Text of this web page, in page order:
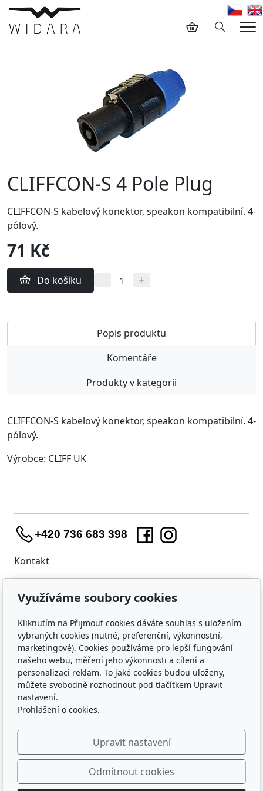
Hledání
CLIFFCON-S 4 Pole Plug
CLIFFCON-S kabelový konektor, speakon kompatibilní. 4-
pólový.
71 Kč
Do košíku
Popis produktu
Komentáře
Produkty v kategorii
CLIFFCON-S kabelový konektor, speakon kompatibilní. 4-
pólový.
Výrobce: CLIFF UK
+420 736 683 398
Kontakt
Útěchovská 224/1
IČO: 23218550
Nákup
Doprava a platba
Ochrana osobních údajů
Obchodní podmínky
Kdo hraje s WIDAROU
Využíváme soubory cookies
Kliknutím na Přijmout cookies dáváte souhlas s uložením
vybraných cookies (nutné, preferenční, výkonnostní,
marketingové). Cookies používáme pro lepší fungování
našeho webu, měření jeho výkonnosti a cílení a
personalizaci reklam. To jaké cookies budou uloženy,
můžete svobodně rozhodnout pod tlačítkem Upravit
nastavení.
Prohlášení o cookies.
Upravit nastavení
Odmítnout cookies